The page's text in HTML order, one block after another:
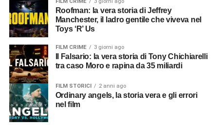
Roofman: la vera storia di Jeffrey
Manchester, il ladro gentile che viveva nel
Toys ‘R’ Us
FILM CRIME 3 giorni ago
tra caso Moro e rapina da 35 miliardi
FILM STORICI 2 anni ago
Ordinary angels, la storia vera e gli errori
nel film